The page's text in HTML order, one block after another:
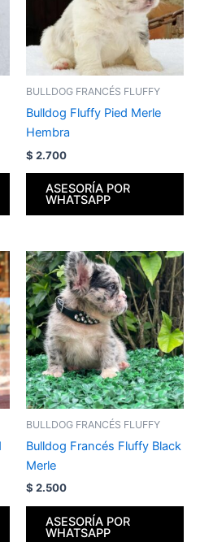
BULLDOG FRANCÉS FLUFFY
Bulldog Fluffy Pied Merle
Hembra
$ 2.700
ASESORÍA POR
WHATSAPP
BULLDOG FRANCÉS FLUFFY
Bulldog Francés Fluffy Black
Merle
$ 2.500
ASESORÍA POR
WHATSAPP